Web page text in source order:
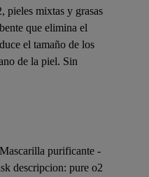
pieles mixtas y grasas
que elimina el
el tamaño de los
de la piel. Sin
purificante -
descripcion: pure o2